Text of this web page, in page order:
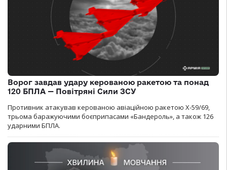
Ворог завдав удару керованою ракетою та понад
120 БПЛА — Повітряні Сили ЗСУ
Противник атакував керованою авіаційною ракетою Х-59/69,
трьома баражуючими боєприпасами «Бандероль», а також 126
ударними БПЛА.